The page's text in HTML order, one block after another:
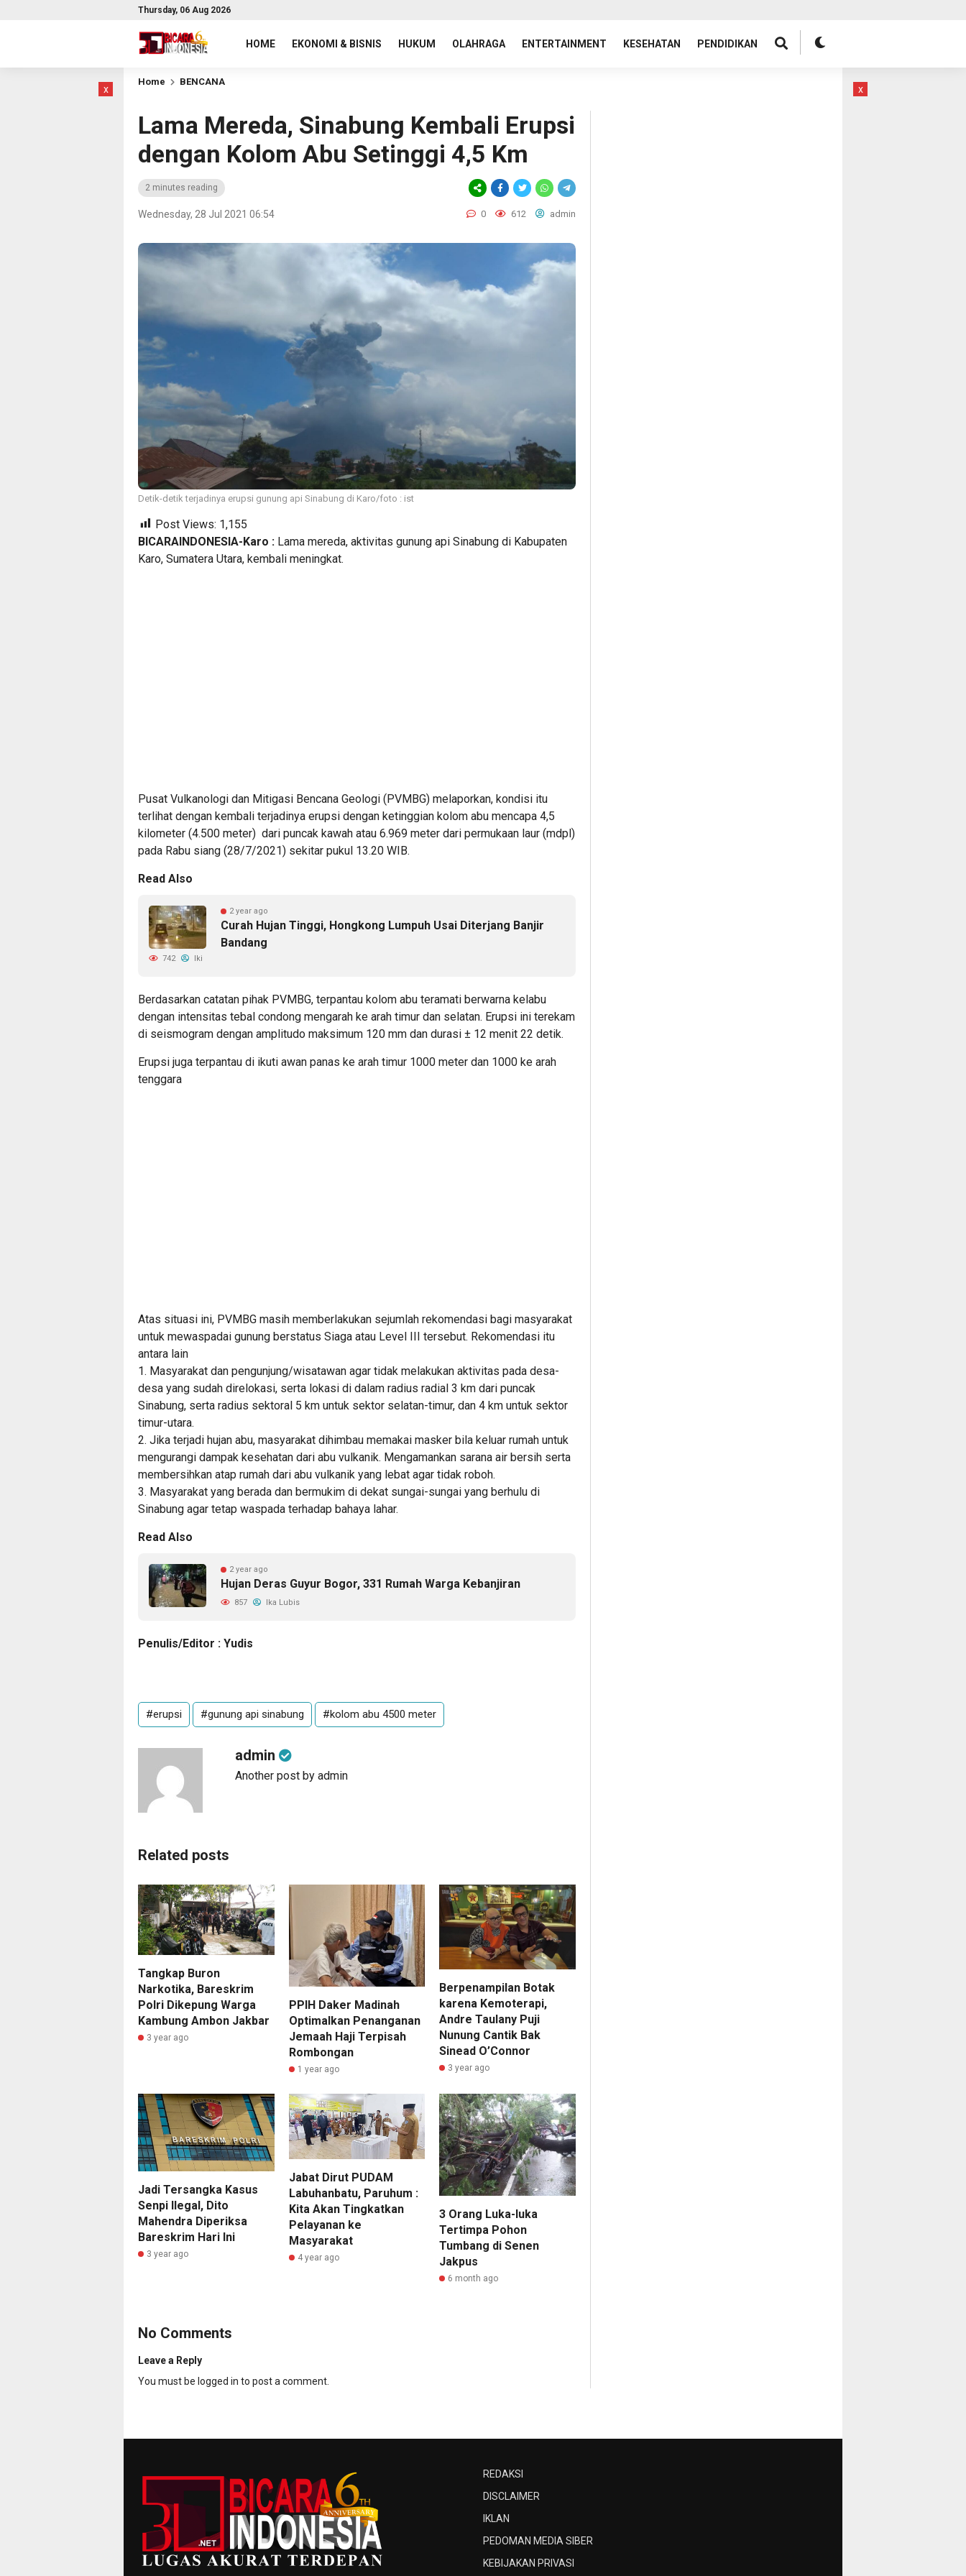
Thursday, 06 Aug 2026
HOME EKONOMI & BISNIS HUKUM OLAHRAGA ENTERTAINMENT KESEHATAN PENDIDIKAN
x
Home BENCANA
Lama Mereda, Sinabung Kembali Erupsi
dengan Kolom Abu Setinggi 4,5 Km
2 minutes reading
Wednesday, 28 Jul 2021 06:54 0 612 admin
Detik-detik terjadinya erupsi gunung api Sinabung di Karo/foto : ist
Post Views: 1,155
BICARAINDONESIA-Karo : Lama mereda, aktivitas gunung api Sinabung di Kabupaten
Karo, Sumatera Utara, kembali meningkat.
Pusat Vulkanologi dan Mitigasi Bencana Geologi (PVMBG) melaporkan, kondisi itu
terlihat dengan kembali terjadinya erupsi dengan ketinggian kolom abu mencapa 4,5
kilometer (4.500 meter) dari puncak kawah atau 6.969 meter dari permukaan laur (mdpl)
pada Rabu siang (28/7/2021) sekitar pukul 13.20 WIB.
Read Also
2 year ago
Curah Hujan Tinggi, Hongkong Lumpuh Usai Diterjang Banjir
Bandang
742 Iki
Berdasarkan catatan pihak PVMBG, terpantau kolom abu teramati berwarna kelabu
dengan intensitas tebal condong mengarah ke arah timur dan selatan. Erupsi ini terekam
di seismogram dengan amplitudo maksimum 120 mm dan durasi ± 12 menit 22 detik.
Erupsi juga terpantau di ikuti awan panas ke arah timur 1000 meter dan 1000 ke arah
tenggara
Atas situasi ini, PVMBG masih memberlakukan sejumlah rekomendasi bagi masyarakat
untuk mewaspadai gunung berstatus Siaga atau Level III tersebut. Rekomendasi itu
antara lain
1. Masyarakat dan pengunjung/wisatawan agar tidak melakukan aktivitas pada desa-
desa yang sudah direlokasi, serta lokasi di dalam radius radial 3 km dari puncak
Sinabung, serta radius sektoral 5 km untuk sektor selatan-timur, dan 4 km untuk sektor
timur-utara.
2. Jika terjadi hujan abu, masyarakat dihimbau memakai masker bila keluar rumah untuk
mengurangi dampak kesehatan dari abu vulkanik. Mengamankan sarana air bersih serta
membersihkan atap rumah dari abu vulkanik yang lebat agar tidak roboh.
3. Masyarakat yang berada dan bermukim di dekat sungai-sungai yang berhulu di
Sinabung agar tetap waspada terhadap bahaya lahar.
Read Also
2 year ago
Hujan Deras Guyur Bogor, 331 Rumah Warga Kebanjiran
857 Ika Lubis
Penulis/Editor : Yudis
#erupsi #gunung api sinabung #kolom abu 4500 meter
admin
Another post by admin
Related posts
Tangkap Buron
Narkotika, Bareskrim
Polri Dikepung Warga
Kambung Ambon Jakbar
3 year ago
PPIH Daker Madinah
Optimalkan Penanganan
Jemaah Haji Terpisah
Rombongan
1 year ago
Berpenampilan Botak
karena Kemoterapi,
Andre Taulany Puji
Nunung Cantik Bak
Sinead O’Connor
3 year ago
Jadi Tersangka Kasus
Senpi Ilegal, Dito
Mahendra Diperiksa
Bareskrim Hari Ini
3 year ago
Jabat Dirut PUDAM
Labuhanbatu, Paruhum :
Kita Akan Tingkatkan
Pelayanan ke
Masyarakat
4 year ago
3 Orang Luka-luka
Tertimpa Pohon
Tumbang di Senen
Jakpus
6 month ago
No Comments
Leave a Reply
You must be logged in to post a comment.
x
REDAKSI
DISCLAIMER
IKLAN
PEDOMAN MEDIA SIBER
KEBIJAKAN PRIVASI